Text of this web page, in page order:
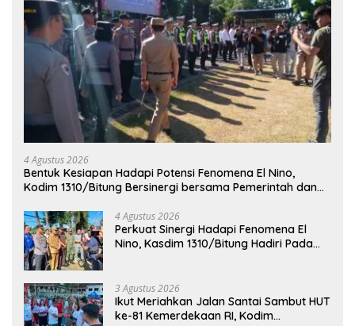
4 Agustus 2026
Bentuk Kesiapan Hadapi Potensi Fenomena El Nino,
Kodim 1310/Bitung Bersinergi bersama Pemerintah dan
Bencana
4 Agustus 2026
Perkuat Sinergi Hadapi Fenomena El
Nino, Kasdim 1310/Bitung Hadiri Pada
3 Agustus 2026
Ikut Meriahkan Jalan Santai Sambut HUT
ke-81 Kemerdekaan RI, Kodim